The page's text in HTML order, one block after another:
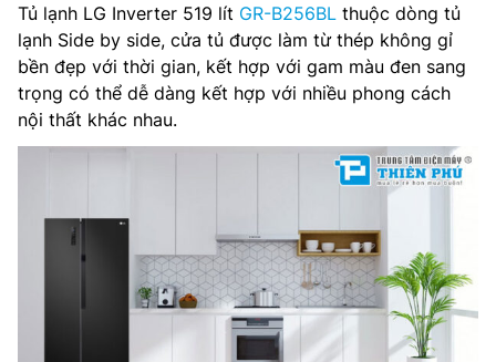
Công suất tiêu thụ công bố theo TCVN: ~ 1.39 kW/ngày
Công nghệ tiết kiệm điện: Smart InverterLinear Inverter
Công nghệ làm lạnh: Làm lạnh đa chiều
Cảnh báo cửa: Có
Máy làm đá tự động: Không
Công nghệ inverter: Smart inverter
Tủ lạnh LG Inverter 519 lít GR-B256BL thuộc dòng tủ
lạnh Side by side, cửa tủ được làm từ thép không gỉ
bền đẹp với thời gian, kết hợp với gam màu đen sang
trọng có thể dễ dàng kết hợp với nhiều phong cách
nội thất khác nhau.